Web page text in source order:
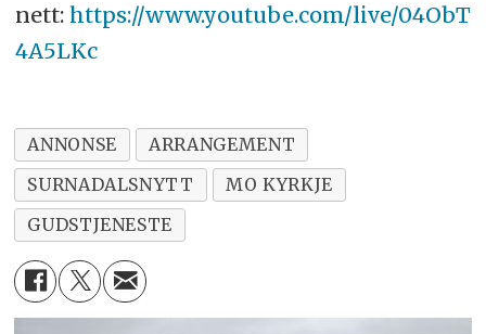
nett: https://www.youtube.com/live/04ObT
4A5LKc
ANNONSE
ARRANGEMENT
SURNADALSNYTT
MO KYRKJE
GUDSTJENESTE